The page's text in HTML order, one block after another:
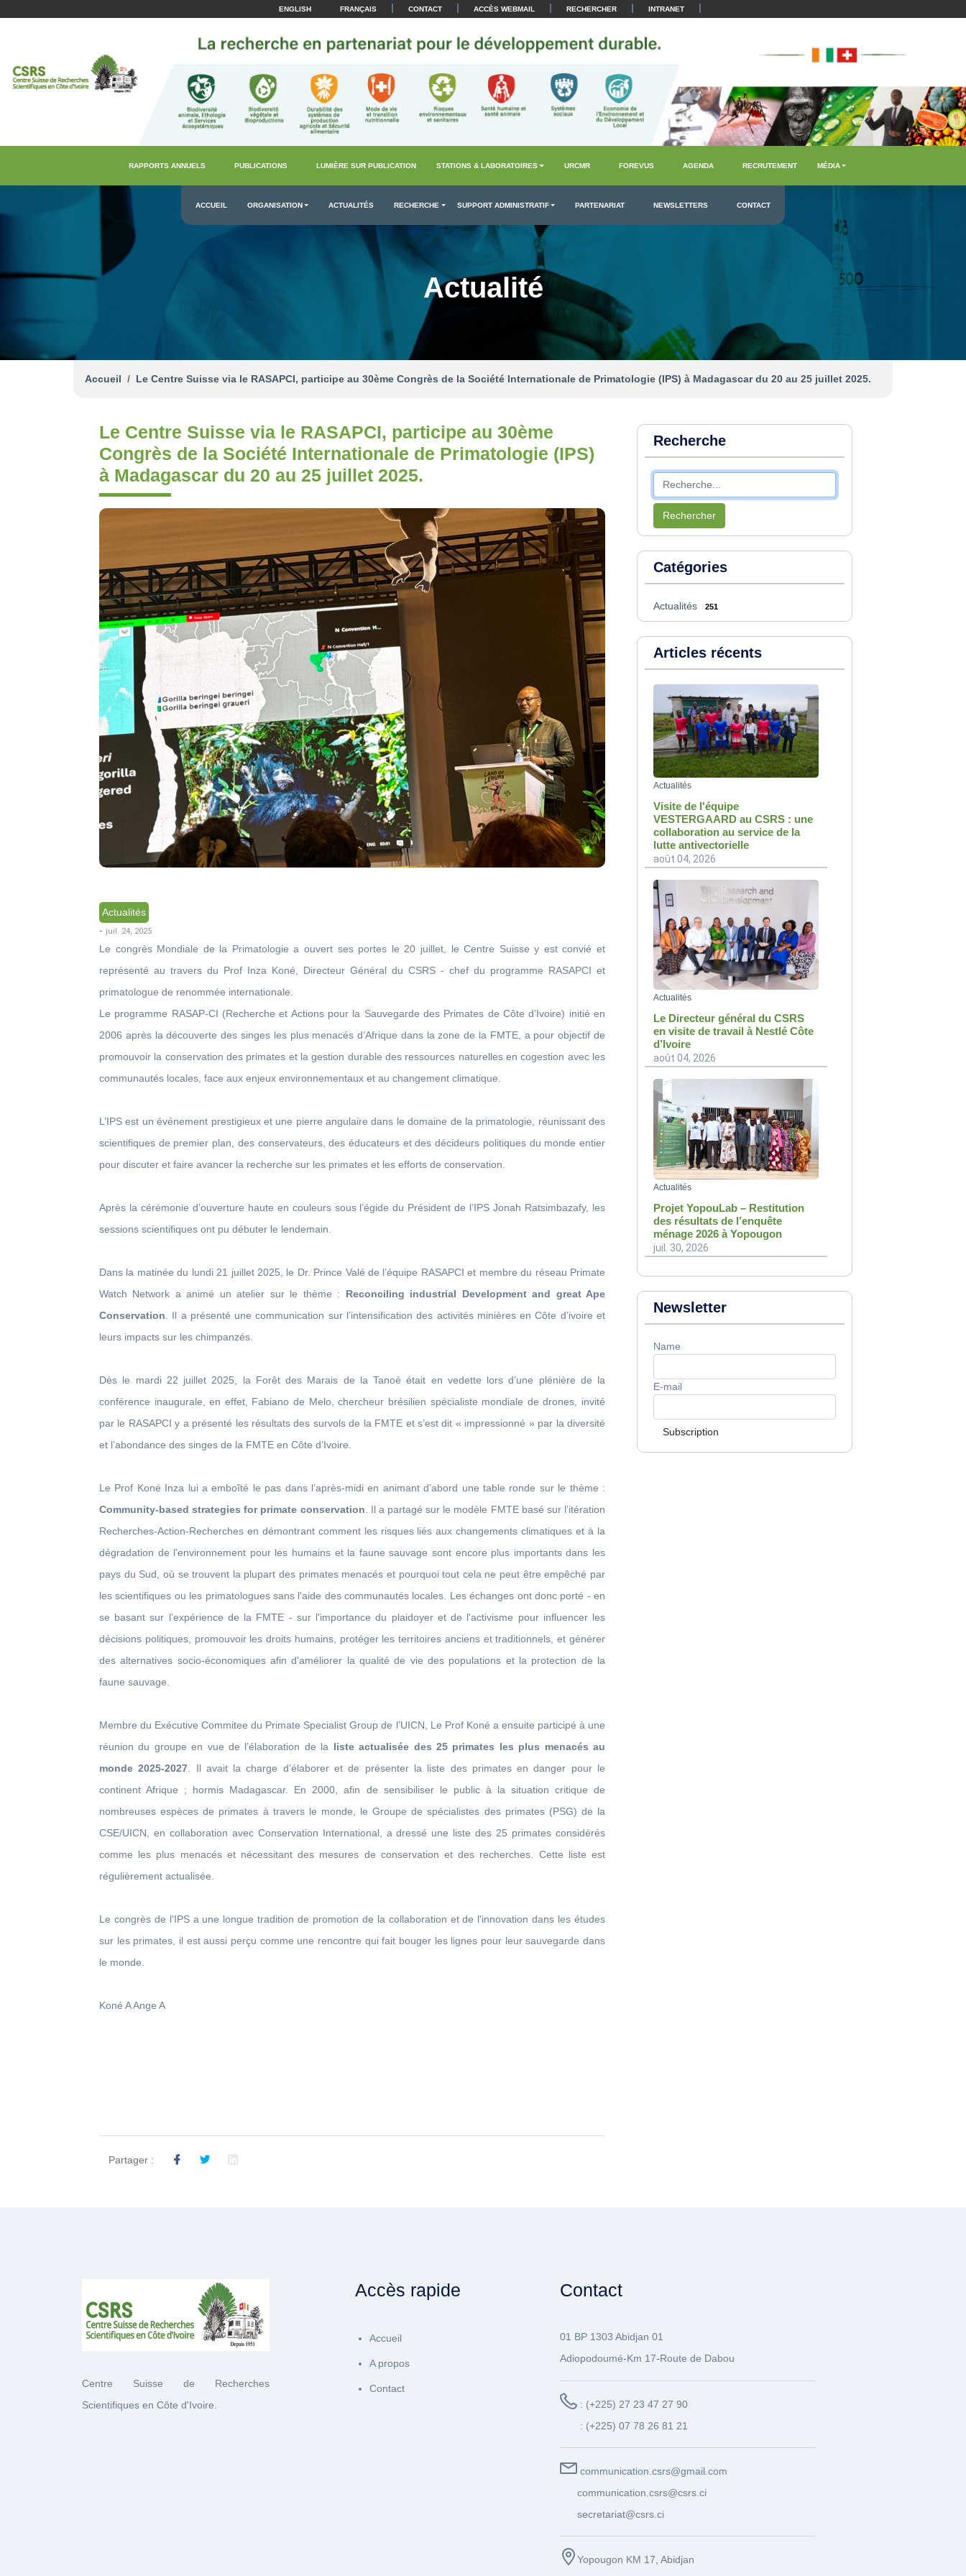
ENGLISH FRANÇAIS | CONTACT | ACCÈS WEBMAIL | RECHERCHER | INTRANET |
RAPPORTS ANNUELS PUBLICATIONS LUMIÈRE SUR PUBLICATION STATIONS & LABORATOIRES URCMR FOREVUS AGENDA RECRUTEMENT MÉDIA
ACCUEIL ORGANISATION ACTUALITÉS RECHERCHE SUPPORT ADMINISTRATIF PARTENARIAT NEWSLETTERS CONTACT
Actualité
Accueil Le Centre Suisse via le RASAPCI, participe au 30ème Congrès de la Société Internationale de Primatologie (IPS) à Madagascar du 20 au 25 juillet 2025.
Le Centre Suisse via le RASAPCI, participe au 30ème
Congrès de la Société Internationale de Primatologie (IPS)
à Madagascar du 20 au 25 juillet 2025.
Actualités
- juil. 24, 2025
Le congrès Mondiale de la Primatologie a ouvert ses portes le 20 juillet, le Centre Suisse y est convié et
représenté au travers du Prof Inza Koné, Directeur Général du CSRS - chef du programme RASAPCI et
primatologue de renommée internationale.
Le programme RASAP-CI (Recherche et Actions pour la Sauvegarde des Primates de Côte d’Ivoire) initié en
2006 après la découverte des singes les plus menacés d’Afrique dans la zone de la FMTE, a pour objectif de
promouvoir la conservation des primates et la gestion durable des ressources naturelles en cogestion avec les
communautés locales, face aux enjeux environnementaux et au changement climatique.
L’IPS est un événement prestigieux et une pierre angulaire dans le domaine de la primatologie, réunissant des
scientifiques de premier plan, des conservateurs, des éducateurs et des décideurs politiques du monde entier
pour discuter et faire avancer la recherche sur les primates et les efforts de conservation.
Après la cérémonie d’ouverture haute en couleurs sous l’égide du Président de l’IPS Jonah Ratsimbazafy, les
sessions scientifiques ont pu débuter le lendemain.
Dans la matinée du lundi 21 juillet 2025, le Dr. Prince Valé de l’équipe RASAPCI et membre du réseau Primate
Watch Network a animé un atelier sur le thème : Reconciling industrial Development and great Ape
Conservation. Il a présenté une communication sur l’intensification des activités minières en Côte d’ivoire et
leurs impacts sur les chimpanzés.
Dès le mardi 22 juillet 2025, la Forêt des Marais de la Tanoé était en vedette lors d’une plénière de la
conférence inaugurale, en effet, Fabiano de Melo, chercheur brésilien spécialiste mondiale de drones, invité
par le RASAPCI y a présenté les résultats des survols de la FMTE et s’est dit « impressionné » par la diversité
et l’abondance des singes de la FMTE en Côte d’Ivoire.
Le Prof Koné Inza lui a emboîté le pas dans l’après-midi en animant d’abord une table ronde sur le thème :
Community-based strategies for primate conservation. Il a partagé sur le modèle FMTE basé sur l’itération
Recherches-Action-Recherches en démontrant comment les risques liés aux changements climatiques et à la
dégradation de l'environnement pour les humains et la faune sauvage sont encore plus importants dans les
pays du Sud, où se trouvent la plupart des primates menacés et pourquoi tout cela ne peut être empêché par
les scientifiques ou les primatologues sans l'aide des communautés locales. Les échanges ont donc porté - en
se basant sur l’expérience de la FMTE - sur l'importance du plaidoyer et de l'activisme pour influencer les
décisions politiques, promouvoir les droits humains, protéger les territoires anciens et traditionnels, et générer
des alternatives socio-économiques afin d'améliorer la qualité de vie des populations et la protection de la
faune sauvage.
Membre du Exécutive Commitee du Primate Specialist Group de l’UICN, Le Prof Koné a ensuite participé à une
réunion du groupe en vue de l’élaboration de la liste actualisée des 25 primates les plus menacés au
monde 2025-2027. Il avait la charge d’élaborer et de présenter la liste des primates en danger pour le
continent Afrique ; hormis Madagascar. En 2000, afin de sensibiliser le public à la situation critique de
nombreuses espèces de primates à travers le monde, le Groupe de spécialistes des primates (PSG) de la
CSE/UICN, en collaboration avec Conservation International, a dressé une liste des 25 primates considérés
comme les plus menacés et nécessitant des mesures de conservation et des recherches. Cette liste est
régulièrement actualisée.
Le congrès de l'IPS a une longue tradition de promotion de la collaboration et de l'innovation dans les études
sur les primates, il est aussi perçu comme une rencontre qui fait bouger les lignes pour leur sauvegarde dans
le monde.
Koné A Ange A
Partager :
Recherche
Rechercher
Catégories
Actualités 251
Articles récents
Actualités
Visite de l'équipe
VESTERGAARD au CSRS : une
collaboration au service de la
lutte antivectorielle
août 04, 2026
Actualités
Le Directeur général du CSRS
en visite de travail à Nestlé Côte
d’Ivoire
août 04, 2026
Actualités
Projet YopouLab – Restitution
des résultats de l’enquête
ménage 2026 à Yopougon
juil. 30, 2026
Newsletter
Name
E-mail
Subscription
Centre Suisse de Recherches
Scientifiques en Côte d'Ivoire.
Accès rapide
Accueil
A propos
Contact
Contact
01 BP 1303 Abidjan 01
Adiopodoumé-Km 17-Route de Dabou
: (+225) 27 23 47 27 90
: (+225) 07 78 26 81 21
communication.csrs@gmail.com
communication.csrs@csrs.ci
secretariat@csrs.ci
Yopougon KM 17, Abidjan